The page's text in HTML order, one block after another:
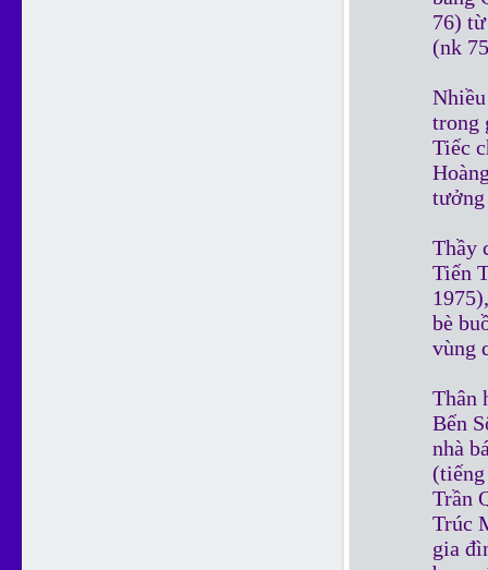
76)
(nk
trong
Tiếc
tưởng
Thầy
Tiến
bè
vùng
Thân
Bến
nhà
Trần
Trúc
gia